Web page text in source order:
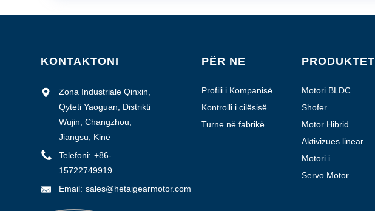
KONTAKTONI
Zona Industriale Qinxin,
Qyteti Yaoguan, Distrikti
Wujin, Changzhou,
Jiangsu, Kinë
Telefoni: +86-
15722749919
Email: sales@hetaigearmotor.com
PËR NE
Profili i Kompanisë
Kontrolli i cilësisë
Turne në fabrikë
PRODUKTET
Motori BLDC
Shofer
Motor Hibrid
Stepper
Aktivizues linear
Motori i
ingranazheve
Servo Motor